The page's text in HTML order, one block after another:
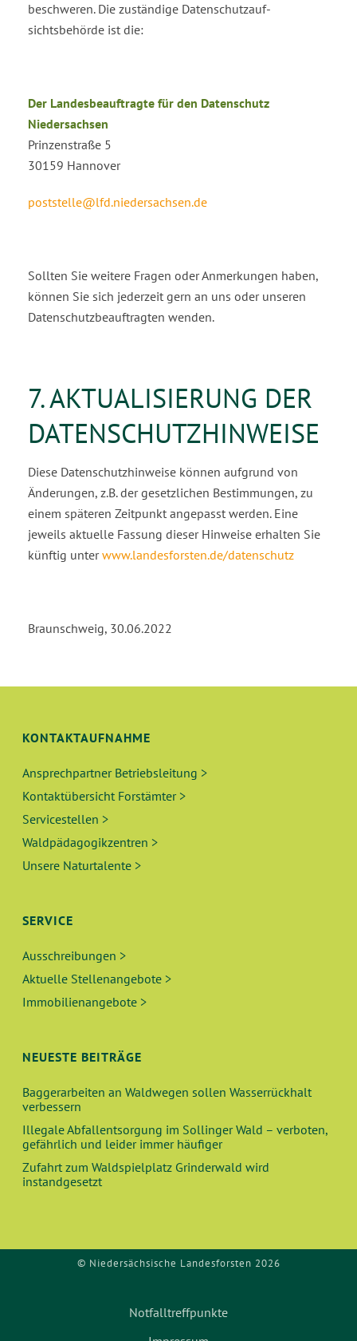
beschweren. Die zuständige Datenschutzauf­
sichtsbehörde ist die:
Der Landesbeauftragte für den Datenschutz
Niedersachsen
Prinzenstraße 5
30159 Hannover
poststelle@lfd.niedersachsen.de
Sollten Sie weitere Fragen oder Anmerkungen haben,
können Sie sich jederzeit gern an uns oder unseren
Datenschutzbeauftragten wenden.
7. AKTUALISIERUNG DER
DATENSCHUTZHINWEISE
Diese Datenschutzhinweise können aufgrund von
Änderungen, z.B. der gesetzlichen Bestimmungen, zu
einem späteren Zeitpunkt angepasst werden. Eine
jeweils aktuelle Fassung dieser Hinweise erhal­ten Sie
künftig unterwww.landesforsten.de/datenschutz
Braunschweig, 30.06.2022
KONTAKTAUFNAHME
Ansprechpartner Betriebsleitung >
Kontaktübersicht Forstämter >
Servicestellen >
Waldpädagogikzentren >
Unsere Naturtalente >
SERVICE
Ausschreibungen >
Aktuelle Stellenangebote >
Immobilienangebote >
NEUESTE BEITRÄGE
Baggerarbeiten an Waldwegen sollen Wasserrückhalt
verbessern
Illegale Abfallentsorgung im Sollinger Wald – verboten,
gefährlich und leider immer häufiger
Zufahrt zum Waldspielplatz Grinderwald wird
instandgesetzt
© Niedersächsische Landesforsten 2026
Notfalltreffpunkte